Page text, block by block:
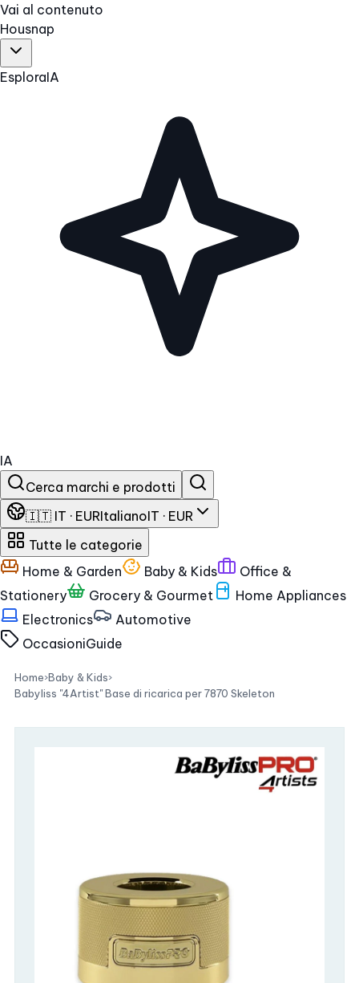
Vai al contenuto
Housnap
EsploraIA
IA
Cerca marchi e prodotti
🇮🇹 IT · EURItalianoIT · EUR
Tutte le categorie
Home & Garden
Baby & Kids
Office &
Stationery
Grocery & Gourmet
Home Appliances
Electronics
Automotive
OccasioniGuide
Home›Baby & Kids›
Babyliss "4Artist" Base di ricarica per 7870 Skeleton